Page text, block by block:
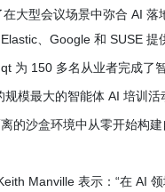
大型会议场景中弥合 AI 落
、Google 和 SUSE
为 150 多名从业者完成了
模最大的智能体 AI 培训活
的沙盒环境中从零开始构
Manville 表示：“在 AI